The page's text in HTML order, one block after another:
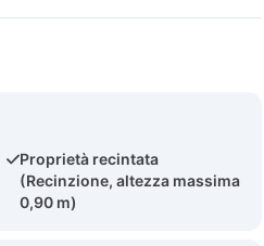
Proprietà recintata
(Recinzione, altezza massima
0,90 m)